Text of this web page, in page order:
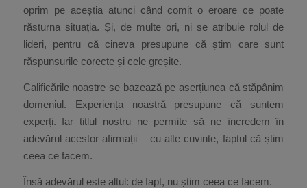
oprim pe aceștia atunci când comit o eroare ce poate
răsturna situația. Și, de multe ori, ni se atribuie rolul de
lideri, pentru că cineva presupune că știm care sunt
răspunsurile corecte și cele greșite.
Calificările noastre se bazează pe aserțiunea că stăpânim
domeniul. Experiența noastră presupune că suntem
experți. Iar titlul nostru ne permite să ne încredem în
adevărul acestor afirmații – cu alte cuvinte, faptul că știm
ceea ce facem.
Însă adevărul este altul: de fapt, nu știm ceea ce facem.